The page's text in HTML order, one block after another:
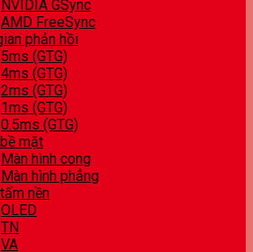
NVIDIA GSync
AMD FreeSync
phản hồi
5ms (GTG)
4ms (GTG)
2ms (GTG)
1ms (GTG)
0.5ms (GTG)
mặt
Màn hình cong
Màn hình phẳng
nền
OLED
TN
VA